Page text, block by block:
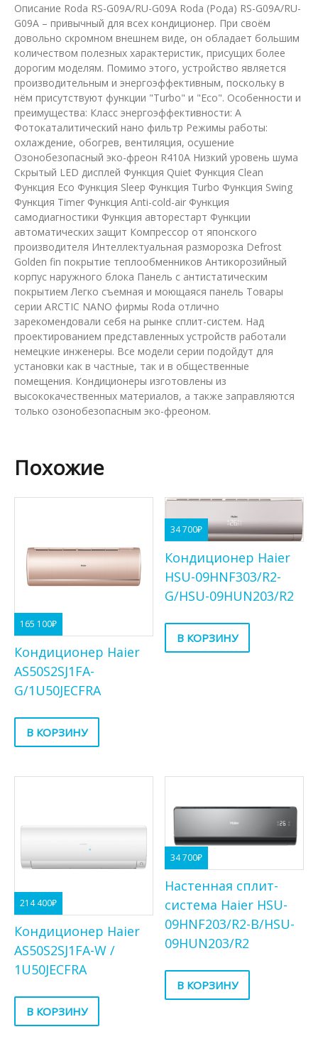
Описание Roda RS-G09A/RU-G09A Roda (Рода) RS-G09A/RU-
G09A – привычный для всех кондиционер. При своём
довольно скромном внешнем виде, он обладает большим
количеством полезных характеристик, присущих более
дорогим моделям. Помимо этого, устройство является
производительным и энергоэффективным, поскольку в
нём присутствуют функции "Turbo" и "Eco". Особенности и
преимущества: Класс энергоэффективности: A
Фотокаталитический нано фильтр Режимы работы:
охлаждение, обогрев, вентиляция, осушение
Озонобезопасный эко-фреон R410A Низкий уровень шума
Скрытый LED дисплей Функция Quiet Функция Clean
Функция Eco Функция Sleep Функция Turbo Функция Swing
Функция Timer Функция Anti-cold-air Функция
самодиагностики Функция авторестарт Функции
автоматических защит Компрессор от японского
производителя Интеллектуальная разморозка Defrost
Golden fin покрытие теплообменников Антикорозийный
корпус наружнoго блока Панель с антистатическим
покрытием Легко съемная и моющаяся панель Товары
серии ARCTIC NANO фирмы Roda отлично
зарекомендовали себя на рынке сплит-систем. Над
проектированием представленных устройств работали
немецкие инженеры. Все модели серии подойдут для
установки как в частные, так и в общественные
помещения. Кондиционеры изготовлены из
высококачественных материалов, а также заправляются
только озонобезопасным эко-фреоном.
Похожие
165 100₽
Кондиционер Haier
AS50S2SJ1FA-
G/1U50JECFRA
В КОРЗИНУ
34 700₽
Кондиционер Haier
HSU-09HNF303/R2-
G/HSU-09HUN203/R2
В КОРЗИНУ
214 400₽
Кондиционер Haier
AS50S2SJ1FA-W /
1U50JECFRA
В КОРЗИНУ
34 700₽
Настенная сплит-
система Haier HSU-
09HNF203/R2-B/HSU-
09HUN203/R2
В КОРЗИНУ